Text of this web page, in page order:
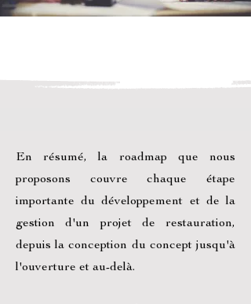
En résumé, la roadmap que nous
proposons couvre chaque étape
importante du développement et de la
gestion d'un projet de restauration,
depuis la conception du concept jusqu'à
l'ouverture et au-delà.